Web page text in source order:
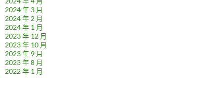
2024 年 3 月
2024 年 2 月
2024 年 1 月
2023 年 12 月
2023 年 10 月
2023 年 9 月
2023 年 8 月
2022 年 1 月